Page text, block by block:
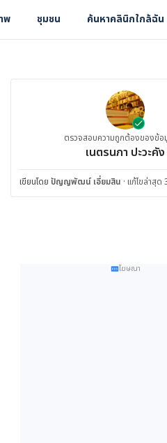
พ ชุมชน ค้นหาคลินิกใกล้ฉัน
ตรวจสอบความถูกต้องของข้อ
เนตรนภา ปะวะคัง
เขียนโดย ปัญญพัฒน์ เอี่ยมสิน · แก้ไขล่าสุ
โฆษณา